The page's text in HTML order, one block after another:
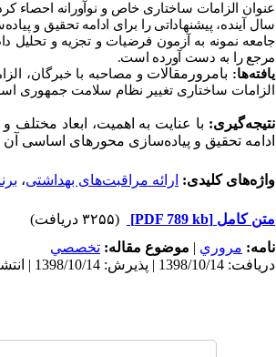
عنوان الزامات ساختاری خاص و نوآورانه احصاء
سال آینده، پیشنهاداتی را برای ادامه تحقیق و
جامعه نمونه به آزمون فرضیات و تجزیه و تحلیل
مرجع را به دست آورده است.
یافته‌ها: بامرورمقالات و مصاحبه با خبرگان،
الزامات ساختاری تغییر نظام سلامت جمهوری
نتیجه‌گیری: با عنایت به اهمیت، ابعاد مختلف
ادامه تحقیق و پیاده‌سازی محورهای اساسی
واژه‌های کلیدی: ارائه مراقبت‌های بهداشتی،
متن کامل [PDF 789 kb]
(۳۲۵۵ دریافت)
نامه: مروري | موضوع مقاله: تخصصي
دریافت: 1398/10/14 | پذیرش: 1398/10/14 | انتشار: 1398/10/14